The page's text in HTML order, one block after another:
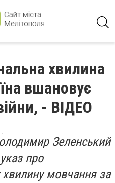
хвилина
вшановує
- ВІДЕО
Зеленський
про
хвилину мовчання за